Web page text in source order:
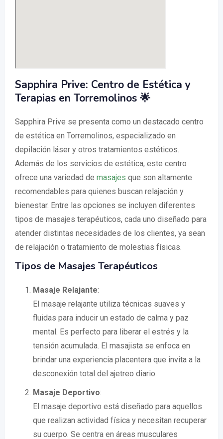
Sapphira Prive: Centro de Estética y
Terapias en Torremolinos 🌟
Sapphira Prive se presenta como un destacado centro
de estética en Torremolinos, especializado en
depilación láser y otros tratamientos estéticos.
Además de los servicios de estética, este centro
ofrece una variedad de masajes que son altamente
recomendables para quienes buscan relajación y
bienestar. Entre las opciones se incluyen diferentes
tipos de masajes terapéuticos, cada uno diseñado para
atender distintas necesidades de los clientes, ya sean
de relajación o tratamiento de molestias físicas.
Tipos de Masajes Terapéuticos
Masaje Relajante:
El masaje relajante utiliza técnicas suaves y
fluidas para inducir un estado de calma y paz
mental. Es perfecto para liberar el estrés y la
tensión acumulada. El masajista se enfoca en
brindar una experiencia placentera que invita a la
desconexión total del ajetreo diario.
Masaje Deportivo:
El masaje deportivo está diseñado para aquellos
que realizan actividad física y necesitan recuperar
su cuerpo. Se centra en áreas musculares